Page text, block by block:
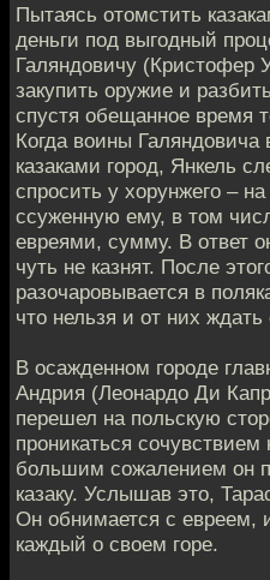
Пытаясь отомстить
деньги под выгодный
Галяндовичу (Кристофер
закупить оружие и
спустя обещанное время
Когда воины
казаками город, Янкель
спросить у хорунжего –
ссуженную ему, в том
евреями, сумму. В ответ
чуть не казнят. После
разочаровывается в
что нельзя и от них
В осажденном городе
Андрия (Леонардо Ди
перешел на польскую
проникаться
большим сожалением он
казаку. Услышав это,
Он обнимается с евреем,
каждый о своем горе.